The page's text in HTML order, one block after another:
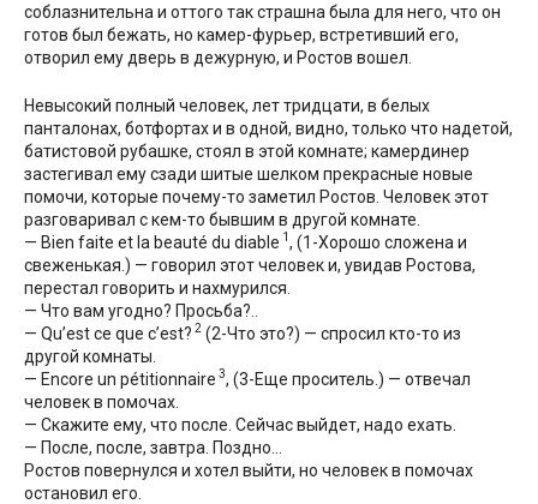
соблазнительна и оттого так страшна была для него, что он
готов был бежать, но камер-фурьер, встретивший его,
отворил ему дверь в дежурную, и Ростов вошел.
Невысокий полный человек, лет тридцати, в белых
панталонах, ботфортах и в одной, видно, только что надетой,
батистовой рубашке, стоял в этой комнате; камердинер
застегивал ему сзади шитые шелком прекрасные новые
помочи, которые почему-то заметил Ростов. Человек этот
разговаривал с кем-то бывшим в другой комнате.
— Bien faite et la beauté du diable 1, (1-Хорошо сложена и
свеженькая.) — говорил этот человек и, увидав Ростова,
перестал говорить и нахмурился.
— Что вам угодно? Просьба?..
— Qu’est ce que c’est? 2 (2-Что это?) — спросил кто-то из
другой комнаты.
— Encore un pétitionnaire 3, (3-Еще проситель.) — отвечал
человек в помочах.
— Скажите ему, что после. Сейчас выйдет, надо ехать.
— После, после, завтра. Поздно…
Ростов повернулся и хотел выйти, но человек в помочах
остановил его.